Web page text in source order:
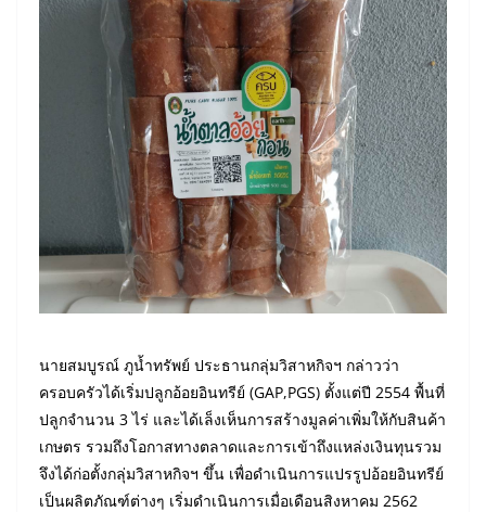
นายสมบูรณ์ ภูน้ำทรัพย์ ประธานกลุ่มวิสาหกิจฯ กล่าวว่า
ครอบครัวได้เริ่มปลูกอ้อยอินทรีย์ (GAP,PGS) ตั้งแต่ปี 2554 พื้นที่
ปลูกจำนวน 3 ไร่ และได้เล็งเห็นการสร้างมูลค่าเพิ่มให้กับสินค้า
เกษตร รวมถึงโอกาสทางตลาดและการเข้าถึงแหล่งเงินทุนรวม
จึงได้ก่อตั้งกลุ่มวิสาหกิจฯ ขึ้น เพื่อดำเนินการแปรรูปอ้อยอินทรีย์
เป็นผลิตภัณฑ์ต่างๆ เริ่มดำเนินการเมื่อเดือนสิงหาคม 2562